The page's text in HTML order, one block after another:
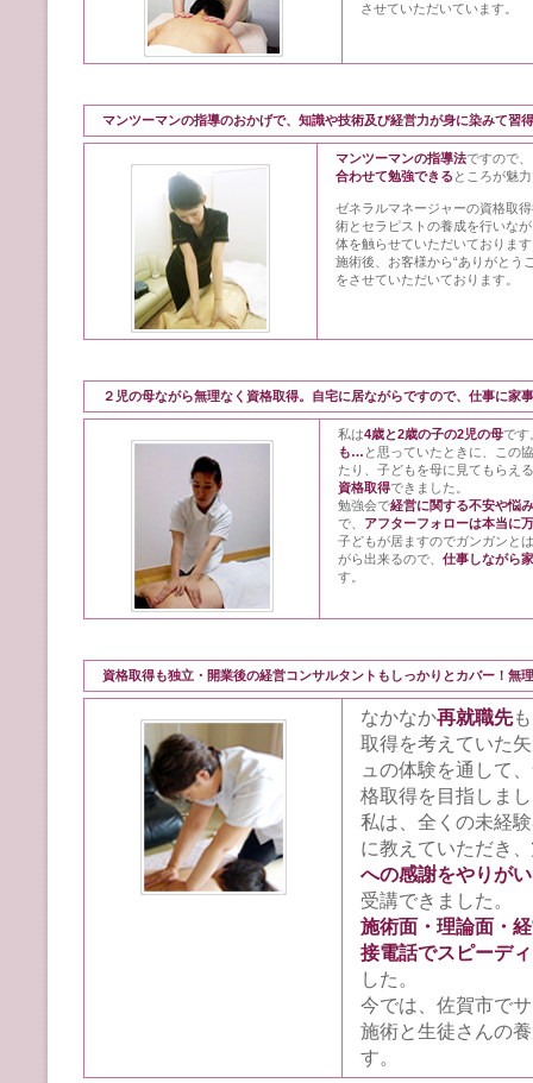
させていただいています。
マンツーマンの指導のおかげで、知識や技術及び経営力が身に染みて習
マンツーマンの指導法ですので
合わせて勉強できる ところが魅
ゼネラルマネージャーの資格取
術とセラピストの養成を行いな
体を触らせていただいておりま
施術後、お客様から“ありがとう
をさせていただいております。
２児の母ながら無理なく資格取得。自宅に居ながらですので、仕事に家
私は4歳と2歳の子の2児の母です
も… と思っていたときに、この
たり、子どもを母に見てもらえ
資格取得できました。
勉強会で経営に関する不安や悩
で、 アフターフォローは本当に
子どもが居ますのでガンガンと
がら出来るので、 仕事しながら
す。
資格取得も独立・開業後の経営コンサルタントもしっかりとカバー！無
なかなか再就職先
取得を考えていた
ュの体験を通して
格取得を目指しま
私は、全くの未経
に教えていただき、
への感謝をやりがい
受講できました。
施術面・理論面・
接電話でスピーデ
した。
今では、佐賀市で
施術と生徒さんの
す。